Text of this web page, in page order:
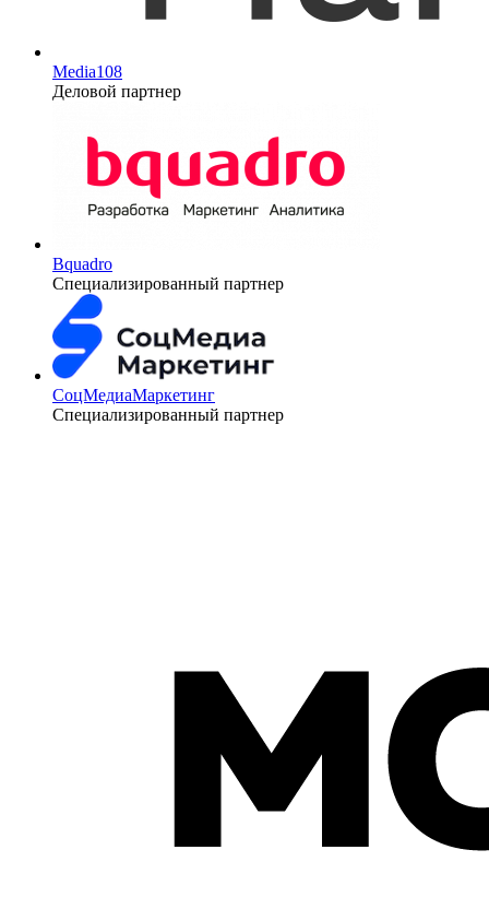
Media108
Деловой партнер
Bquadro
Специализированный партнер
СоцМедиаМаркетинг
Специализированный партнер